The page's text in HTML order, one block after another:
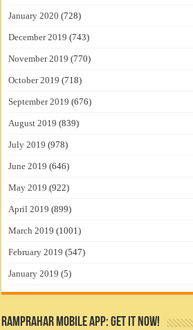
January 2020 (728)
December 2019 (743)
November 2019 (770)
October 2019 (718)
September 2019 (676)
August 2019 (839)
July 2019 (978)
June 2019 (646)
May 2019 (922)
April 2019 (899)
March 2019 (1001)
February 2019 (547)
January 2019 (5)
RamPrahar Mobile App: Get it Now!